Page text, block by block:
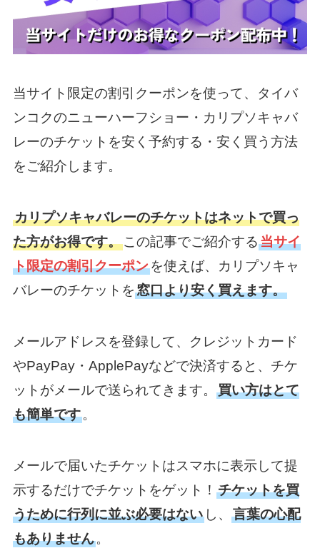
当サイト限定の割引クーポンを使って、タイバ
ンコクのニューハーフショー・カリプソキャバ
レーのチケットを安く予約する・安く買う方法
をご紹介します。
カリプソキャバレーのチケットはネットで買っ
た方がお得です。この記事でご紹介する当サイ
ト限定の割引クーポンを使えば、カリプソキャ
バレーのチケットを窓口より安く買えます。
メールアドレスを登録して、クレジットカード
やPayPay・ApplePayなどで決済すると、チケ
ットがメールで送られてきます。 買い方はとて
も簡単です。
メールで届いたチケットはスマホに表示して提
示するだけでチケットをゲット！ チケットを買
うために行列に並ぶ必要はないし、 言葉の心配
もありません。